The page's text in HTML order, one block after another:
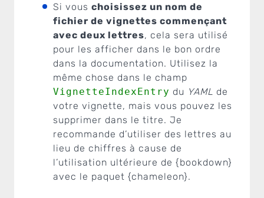
Si vous choisissez un nom de
fichier de vignettes commençant
avec deux lettres, cela sera utilisé
pour les afficher dans le bon ordre
dans la documentation. Utilisez la
même chose dans le champ
VignetteIndexEntry du YAML de
votre vignette, mais vous pouvez les
supprimer dans le titre. Je
recommande d’utiliser des lettres au
lieu de chiffres à cause de
l’utilisation ultérieure de {bookdown}
avec le paquet {chameleon}.